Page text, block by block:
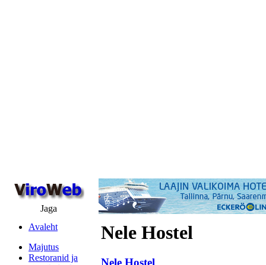
Jaga
Avaleht
Majutus
Restoranid ja
Nele Hostel